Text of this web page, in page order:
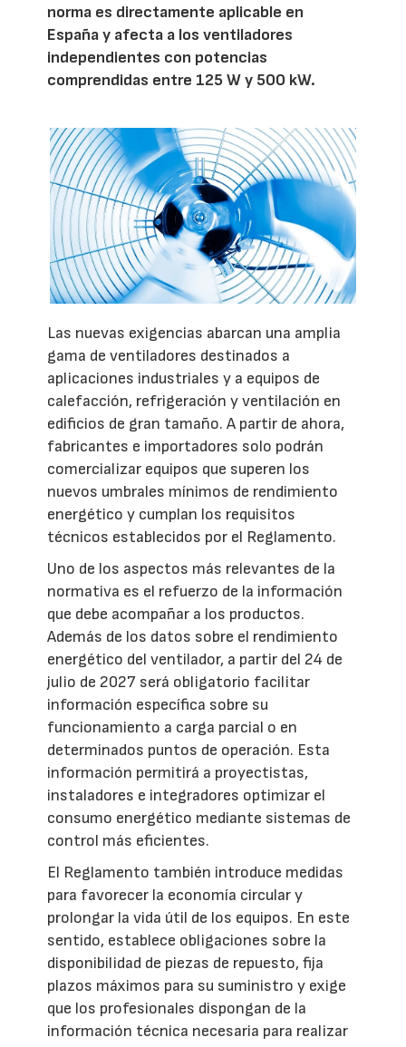
norma es directamente aplicable en
España y afecta a los ventiladores
independientes con potencias
comprendidas entre 125 W y 500 kW.
Las nuevas exigencias abarcan una amplia
gama de ventiladores destinados a
aplicaciones industriales y a equipos de
calefacción, refrigeración y ventilación en
edificios de gran tamaño. A partir de ahora,
fabricantes e importadores solo podrán
comercializar equipos que superen los
nuevos umbrales mínimos de rendimiento
energético y cumplan los requisitos
técnicos establecidos por el Reglamento.
Uno de los aspectos más relevantes de la
normativa es el refuerzo de la información
que debe acompañar a los productos.
Además de los datos sobre el rendimiento
energético del ventilador, a partir del 24 de
julio de 2027 será obligatorio facilitar
información específica sobre su
funcionamiento a carga parcial o en
determinados puntos de operación. Esta
información permitirá a proyectistas,
instaladores e integradores optimizar el
consumo energético mediante sistemas de
control más eficientes.
El Reglamento también introduce medidas
para favorecer la economía circular y
prolongar la vida útil de los equipos. En este
sentido, establece obligaciones sobre la
disponibilidad de piezas de repuesto, fija
plazos máximos para su suministro y exige
que los profesionales dispongan de la
información técnica necesaria para realizar